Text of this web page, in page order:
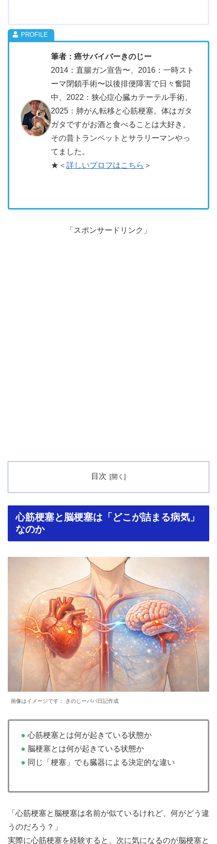
筆者：癌サバイバーきのじー
2014：直腸ガン宣告〜、2016：一時スト
ーマ閉鎖手術〜以後排便障害で日々奮闘
中、2022：狭心症心臓カテーテル手術、
2025：肺がん転移と心筋梗塞。体はガタ
ガタですがお酒と食べることは大好き。
その昔トランペットとサラリーマンやっ
てました。
★＜詳しいプロフはこちら ＞
「スポンサードリンク」
目次
心筋梗塞と脳梗塞は「どこが詰まる病気」
なのか
画像はイメージです： きのじーパパ日記作成
● 心筋梗塞とは何が起きている状態か
● 脳梗塞とは何が起きている状態か
● 同じ「梗塞」でも臓器による決定的な違い
「心筋梗塞と脳梗塞は名前が似ているけれど、何がどう違
うのだろう？」
実際に心筋梗塞を経験すると、次に気になるのが脳梗塞と